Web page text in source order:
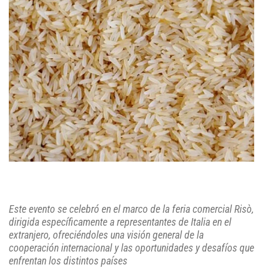
Este evento se celebró en el marco de la feria comercial Risò,
dirigida específicamente a representantes de Italia en el
extranjero, ofreciéndoles una visión general de la
cooperación internacional y las oportunidades y desafíos que
enfrentan los distintos países